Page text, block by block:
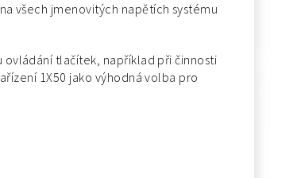
všech jmenovitých napětích systému
tlačítek, například při činnosti
1X50 jako výhodná volba pro